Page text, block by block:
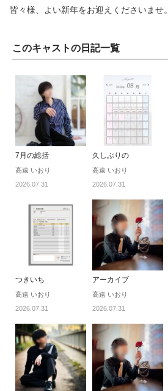
皆々様、よい新年をお迎えくださいませ。
このキャストの日記一覧
7月の総括
高遠 いおり
2026.07.31
久しぶりの
高遠 いおり
2026.07.31
つきいち
高遠 いおり
2026.07.31
アーカイブ
高遠 いおり
2026.07.31